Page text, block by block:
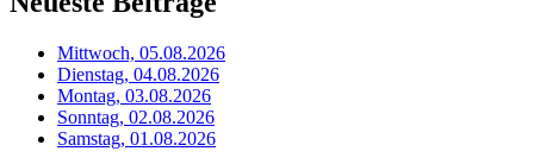
Mittwoch, 05.08.2026
Dienstag, 04.08.2026
Montag, 03.08.2026
Sonntag, 02.08.2026
Samstag, 01.08.2026